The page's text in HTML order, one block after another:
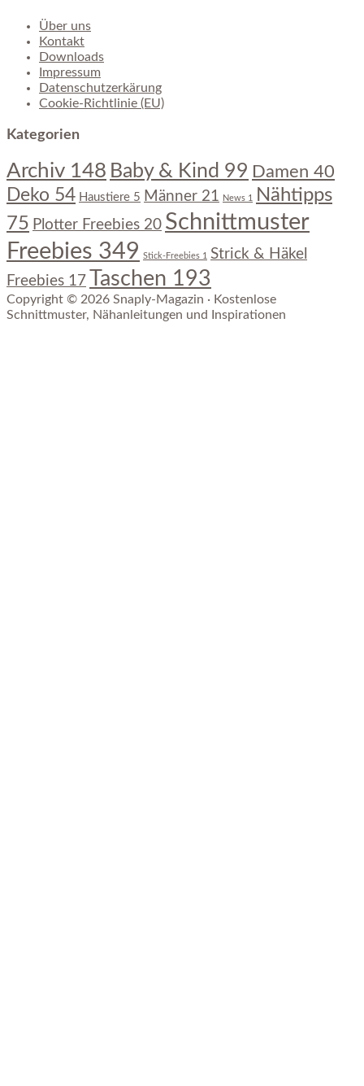
Über uns
Kontakt
Downloads
Impressum
Datenschutzerkärung
Cookie-Richtlinie (EU)
Kategorien
Archiv 148 Baby & Kind 99 Damen 40
Deko 54 Haustiere 5 Männer 21 News 1
Nähtipps
75 Plotter Freebies 20 Schnittmuster
Freebies 349 Stick-Freebies 1
Strick & Häkel
Freebies 17 Taschen 193
Copyright © 2026 Snaply-Magazin · Kostenlose
Schnittmuster, Nähanleitungen und Inspirationen